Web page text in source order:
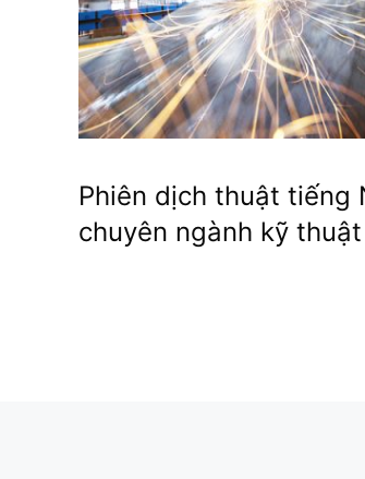
Phiên dịch thuật tiếng
chuyên ngành kỹ thuật